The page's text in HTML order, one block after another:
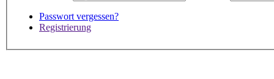
Passwort vergessen?
Registrierung